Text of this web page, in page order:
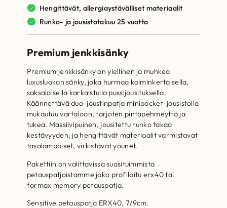
Hengittävät, allergiaystävälliset materiaalit
Runko- ja jousistotakuu 25 vuotta
Premium jenkkisänky
Premium jenkkisänky on ylellinen ja muhkea
luxusluokan sänky, joka hurmaa kolminkertaisella,
saksalaisella karkaistulla pussijousituksella.
Käännettävä duo-joustinpatja minipocket-jousistolla
mukautuu vartaloon, tarjoten pintapehmeyttä ja
tukea. Massiivipuinen, jousitettu runko takaa
kestävyyden, ja hengittävät materiaalit varmistavat
tasalämpöiset, virkistävät yöunet.
Pakettiin on valittavissa suosituimmista
petauspatjoistamme joko profiloitu erx40 tai
formax memory petauspatja.
Sensitive petauspatja ERX40, 7/9cm.